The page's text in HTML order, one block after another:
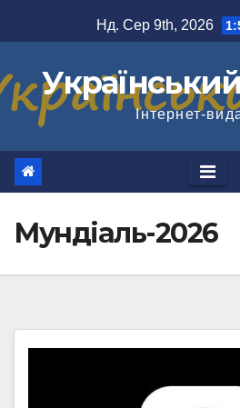
до
Нд. Сер 9th, 2026
Інтернет-
Мундіаль-2026